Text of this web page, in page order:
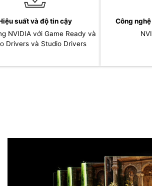
suất và độ tin cậy
NVIDIA với Game Ready và
Drivers và Studio Drivers
Công